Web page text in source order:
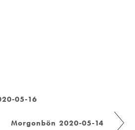
05-16
Morgonbön 2020-05-14